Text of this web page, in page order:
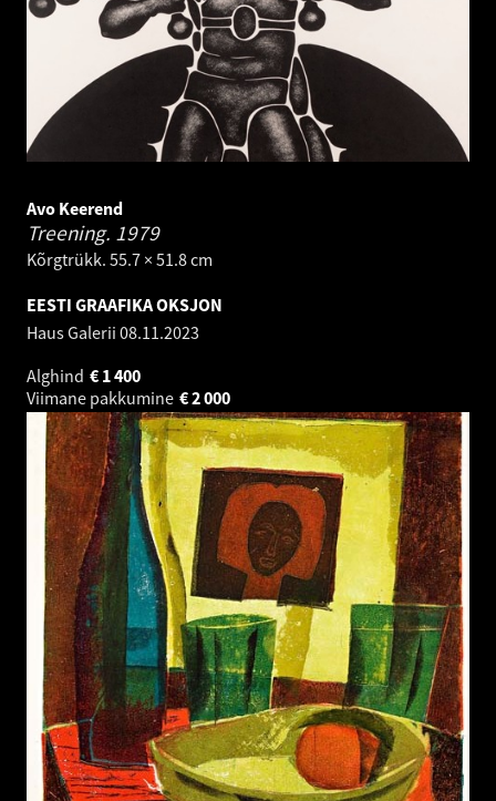
Avo Keerend
Treening. 1979
Kõrgtrükk. 55.7 × 51.8 cm
EESTI GRAAFIKA OKSJON
Haus Galerii 08.11.2023
Alghind
1 400
€
Viimane pakkumine
2 000
€